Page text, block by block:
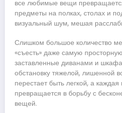
все любимые вещи
предметы на полках, столах и
визуальный шум, мешая
Слишком большое количество
«съесть» даже самую
заставленные диванами и
обстановку тяжелой, лишенной
перестает быть легкой, а
превращается в борьбу с
вещей.